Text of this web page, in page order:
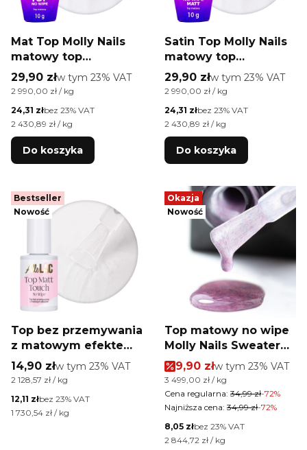
Mat Top Molly Nails
matowy top
nawierzchniowy no
wipe bez
HEMA/Di-HEMA Free
Clear 10g
Cena brutto
29,90 złw tym %s VAT
w tym 23% VAT
Cena jednostkowa brutto
2 990,00 zł / kg
Cena netto
24,31 złbez 23% VAT
Cena jednostkowa netto
2 430,89 zł / kg
Do koszyka
Satin Top Molly Nails
matowy top
nawierzchniowy no
wipe bez
10g
Cena brutto
29,90 złw tym %s VAT
w tym 23% VAT
Cena jednostkowa brutto
2 990,00 zł / kg
Cena netto
24,31 złbez 23% VAT
Cena jednostkowa netto
2 430,89 zł / kg
Do koszyka
Bestseller
Nowość
Top bez przemywania
z matowym efektem
Top Matt Touch no
wipe Allelac 7g
Cena brutto
14,90 złw tym %s VAT
w tym 23% VAT
Cena jednostkowa brutto
2 128,57 zł / kg
Cena netto
12,11 złbez 23% VAT
Cena jednostkowa netto
1 730,54 zł / kg
Okazja
Nowość
Top matowy no wipe
Molly Nails Sweater
Cotton Top Lilac
HEMA/Di-HEMA Free
10g Nr 4
Cena promocyjna
9,90 złw tym %s VAT
w tym 23% VAT
Cena jednostkowa brutto
3 499,00 zł / kg
Cena regularna: 34,99 zł-72%
Najniższa cena: 34,99 zł-72%
Cena netto
8,05 złbez 23% VAT
Cena jednostkowa netto
2 844,72 zł / kg